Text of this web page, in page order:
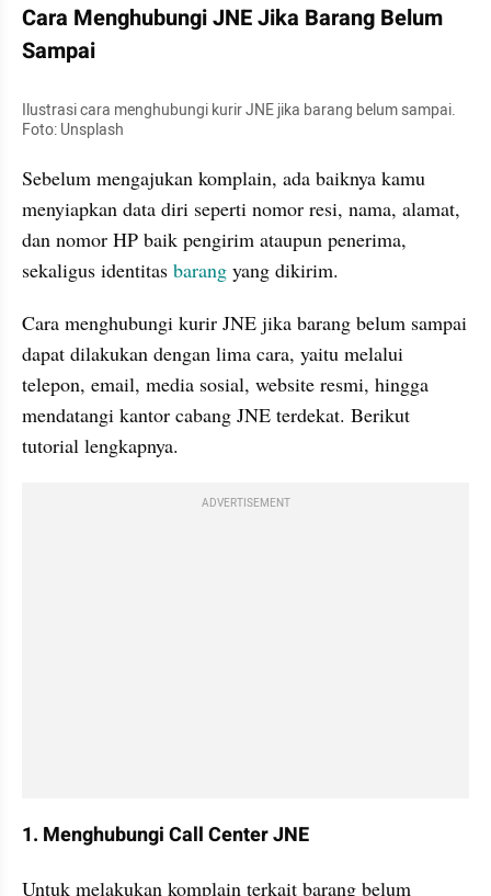
Cara Menghubungi JNE Jika Barang Belum
Sampai
Ilustrasi cara menghubungi kurir JNE jika barang belum sampai.
Foto: Unsplash
Sebelum mengajukan komplain, ada baiknya kamu
menyiapkan data diri seperti nomor resi, nama, alamat,
dan nomor HP baik pengirim ataupun penerima,
sekaligus identitas barang yang dikirim.
Cara menghubungi kurir JNE jika barang belum sampai
dapat dilakukan dengan lima cara, yaitu melalui
telepon, email, media sosial, website resmi, hingga
mendatangi kantor cabang JNE terdekat. Berikut
tutorial lengkapnya.
ADVERTISEMENT
1. Menghubungi Call Center JNE
Untuk melakukan komplain terkait barang belum